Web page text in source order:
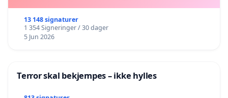
13 148 signaturer
1 354 Signeringer / 30 dager
5 Jun 2026
Terror skal bekjempes – ikke hylles